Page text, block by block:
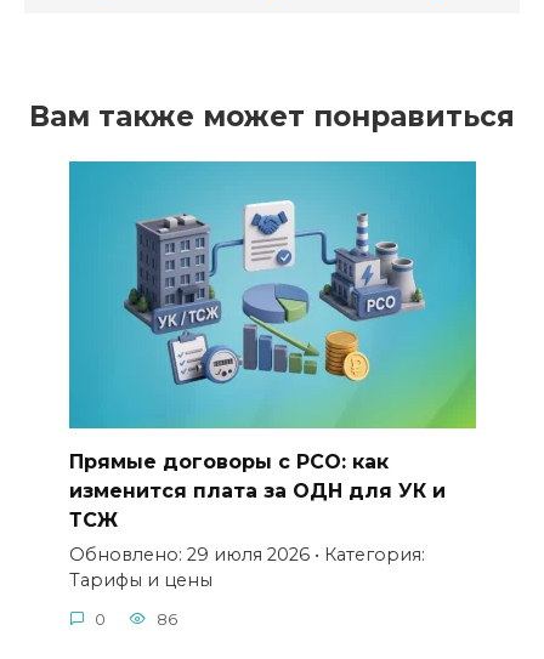
Вам также может понравиться
Прямые договоры с РСО: как
изменится плата за ОДН для УК и
ТСЖ
Обновлено: 29 июля 2026 • Категория:
Тарифы и цены
0 86